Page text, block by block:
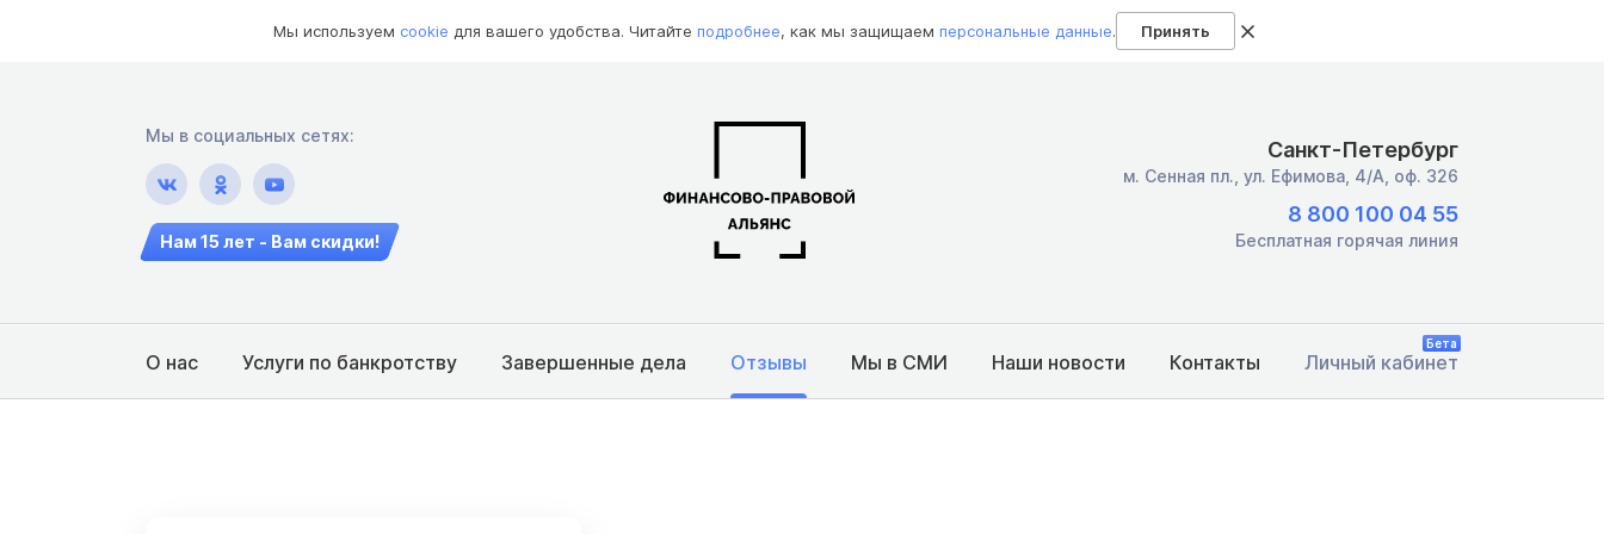
Мы используем cookie для вашего удобства. Читайте подробнее, как мы защищаем персональные данные. Принять
Мы в социальных сетях:
Нам 15 лет - Вам скидки!
Санкт-Петербург
м. Сенная пл., ул. Ефимова, 4/А, оф. 326
8 800 100 04 55
Бесплатная горячая линия
О нас Услуги по банкротству Завершенные дела Отзывы Мы в СМИ Наши новости Контакты Личный кабинет
Бета